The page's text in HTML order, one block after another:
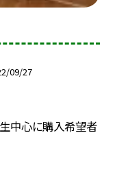
09/27
中心に購入希望者